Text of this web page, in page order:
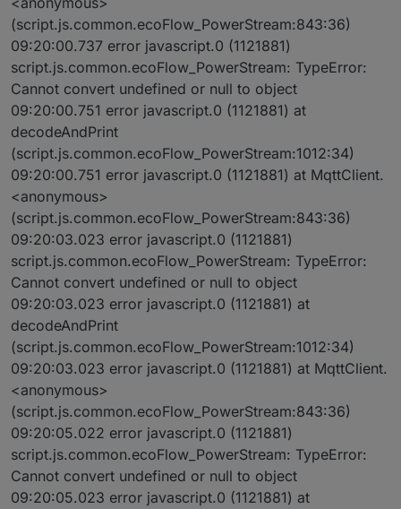
(script.js.common.ecoFlow_PowerStream:843:36)
09:20:00.737 error javascript.0 (1121881)
script.js.common.ecoFlow_PowerStream: TypeError:
Cannot convert undefined or null to object
09:20:00.751 error javascript.0 (1121881) at
decodeAndPrint
(script.js.common.ecoFlow_PowerStream:1012:34)
09:20:00.751 error javascript.0 (1121881) at MqttClient.
<anonymous>
(script.js.common.ecoFlow_PowerStream:843:36)
09:20:03.023 error javascript.0 (1121881)
script.js.common.ecoFlow_PowerStream: TypeError:
Cannot convert undefined or null to object
09:20:03.023 error javascript.0 (1121881) at
decodeAndPrint
(script.js.common.ecoFlow_PowerStream:1012:34)
09:20:03.023 error javascript.0 (1121881) at MqttClient.
<anonymous>
(script.js.common.ecoFlow_PowerStream:843:36)
09:20:05.022 error javascript.0 (1121881)
script.js.common.ecoFlow_PowerStream: TypeError:
Cannot convert undefined or null to object
09:20:05.023 error javascript.0 (1121881) at